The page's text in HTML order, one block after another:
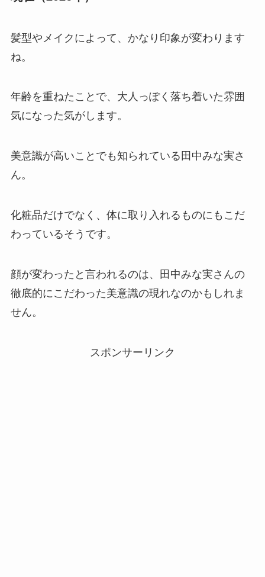
髪型やメイクによって、かなり印象が変わります
ね。
年齢を重ねたことで、大人っぽく落ち着いた雰囲
気になった気がします。
美意識が高いことでも知られている田中みな実さ
ん。
化粧品だけでなく、体に取り入れるものにもこだ
わっているそうです。
顔が変わったと言われるのは、田中みな実さんの
徹底的にこだわった美意識の現れなのかもしれま
せん。
スポンサーリンク